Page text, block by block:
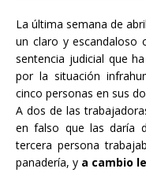
La última semana de
un claro y escandaloso
sentencia judicial que
por la situación
cinco personas en sus
A dos de las
en falso que las daría
tercera persona
panadería, y a cambio